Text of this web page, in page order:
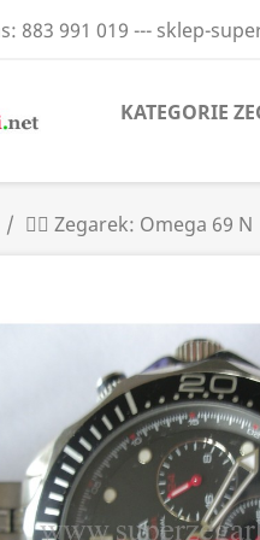
883 991 019 --- sklep-
KATEGORIE
 Zegarek: Omega 69 N